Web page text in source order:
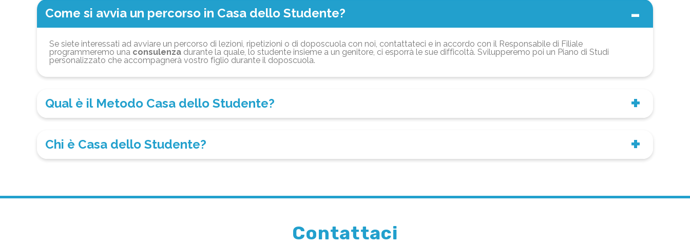
Come si avvia un percorso in Casa dello Studente?
Se siete interessati ad avviare un percorso di lezioni, ripetizioni o di doposcuola con noi, contattateci e in accordo con il Responsabile di Filiale
programmeremo una consulenza durante la quale, lo studente insieme a un genitore, ci esporrà le sue difficoltà. Svilupperemo poi un Piano di Studi
personalizzato che accompagnerà vostro figlio durante il doposcuola.
Qual è il Metodo Casa dello Studente?
Chi è Casa dello Studente?
Contattaci